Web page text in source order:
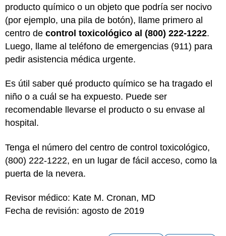
producto químico o un objeto que podría ser nocivo
(por ejemplo, una pila de botón), llame primero al
centro de control toxicológico al (800) 222-1222.
Luego, llame al teléfono de emergencias (911) para
pedir asistencia médica urgente.
Es útil saber qué producto químico se ha tragado el
niño o a cuál se ha expuesto. Puede ser
recomendable llevarse el producto o su envase al
hospital.
Tenga el número del centro de control toxicológico,
(800) 222-1222, en un lugar de fácil acceso, como la
puerta de la nevera.
Revisor médico: Kate M. Cronan, MD
Fecha de revisión: agosto de 2019